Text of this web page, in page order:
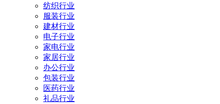
纺织行业
服装行业
建材行业
电子行业
家电行业
家居行业
办公行业
包装行业
医药行业
礼品行业